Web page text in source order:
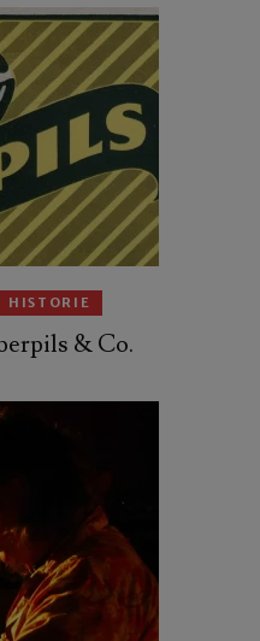
HISTORIE
& Co.